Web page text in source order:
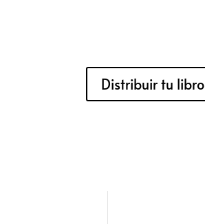
Distribuir tu libro